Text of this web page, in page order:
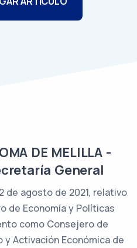
DE MELILLA -
General
de agosto de 2021, relativo
de Economía y Políticas
como Consejero de
y Activación Económica de